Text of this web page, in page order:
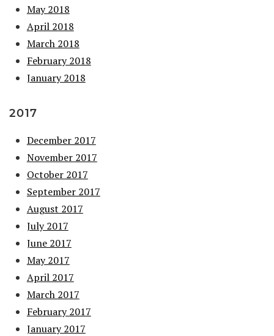
May 2018
April 2018
March 2018
February 2018
January 2018
2017
December 2017
November 2017
October 2017
September 2017
August 2017
July 2017
June 2017
May 2017
April 2017
March 2017
February 2017
January 2017